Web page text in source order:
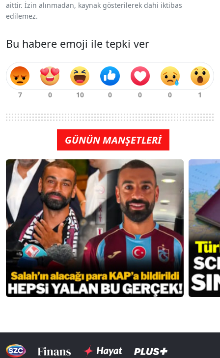
aittir. İzin alınmadan, kaynak gösterilerek dahi iktibas
edilemez.
Bu habere emoji ile tepki ver
GÜNÜN MANŞETLERİ